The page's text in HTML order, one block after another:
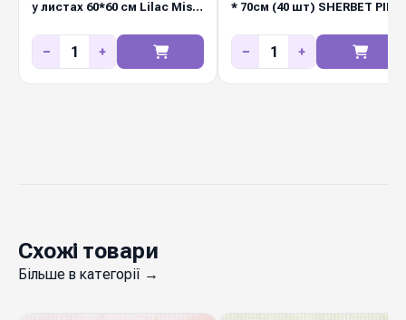
форму букета, не рветься і не плямить руки.
Diamond Pack постачає його оптом з
регулярним оновленням колекцій — у складі в
Києві завжди є актуальні відтінки для
у листах 60*60 см Lilac Mist
− +
* 70см (40 шт) SHERBET PINK
− +
Схожі товари
Більше в категорії →